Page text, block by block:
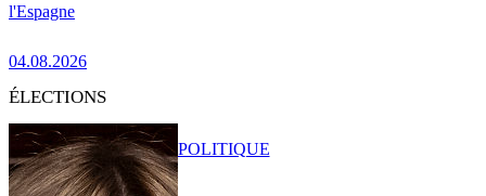
l'Espagne
04.08.2026
ÉLECTIONS
POLITIQUE